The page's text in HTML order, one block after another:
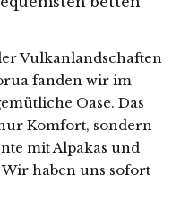
Vulkanlandschaften
fanden wir im
Oase. Das
Komfort, sondern
mit Alpakas und
haben uns sofort